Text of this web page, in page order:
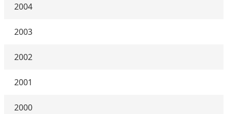
2004
2003
2002
2001
2000